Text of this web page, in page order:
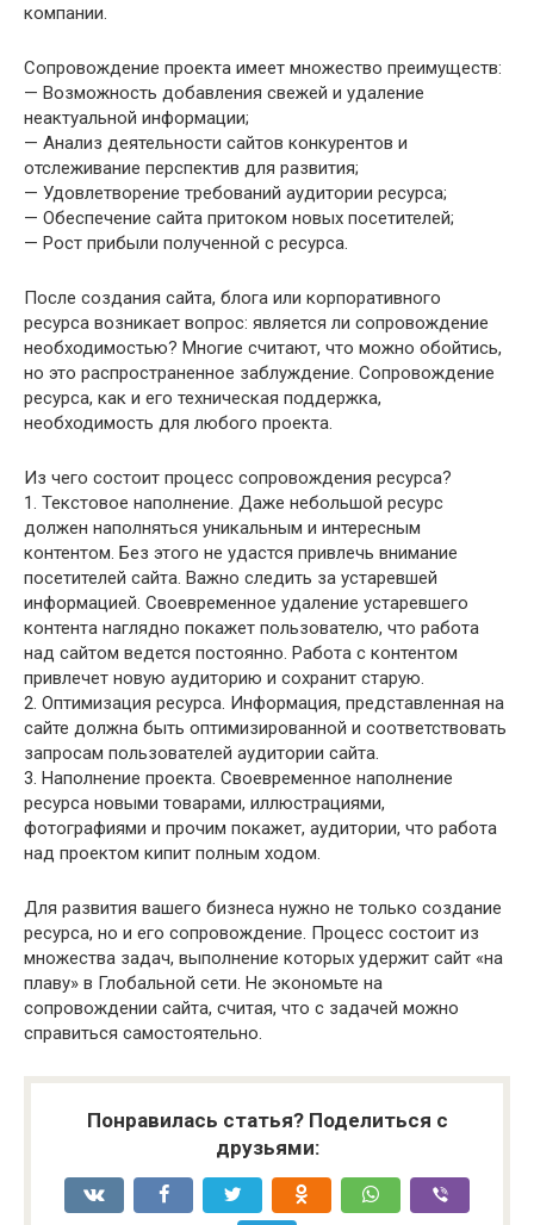
компании.
Сопровождение проекта имеет множество преимуществ:
— Возможность добавления свежей и удаление
неактуальной информации;
— Анализ деятельности сайтов конкурентов и
отслеживание перспектив для развития;
— Удовлетворение требований аудитории ресурса;
— Обеспечение сайта притоком новых посетителей;
— Рост прибыли полученной с ресурса.
После создания сайта, блога или корпоративного
ресурса возникает вопрос: является ли сопровождение
необходимостью? Многие считают, что можно обойтись,
но это распространенное заблуждение. Сопровождение
ресурса, как и его техническая поддержка,
необходимость для любого проекта.
Из чего состоит процесс сопровождения ресурса?
1. Текстовое наполнение. Даже небольшой ресурс
должен наполняться уникальным и интересным
контентом. Без этого не удастся привлечь внимание
посетителей сайта. Важно следить за устаревшей
информацией. Своевременное удаление устаревшего
контента наглядно покажет пользователю, что работа
над сайтом ведется постоянно. Работа с контентом
привлечет новую аудиторию и сохранит старую.
2. Оптимизация ресурса. Информация, представленная на
сайте должна быть оптимизированной и соответствовать
запросам пользователей аудитории сайта.
3. Наполнение проекта. Своевременное наполнение
ресурса новыми товарами, иллюстрациями,
фотографиями и прочим покажет, аудитории, что работа
над проектом кипит полным ходом.
Для развития вашего бизнеса нужно не только создание
ресурса, но и его сопровождение. Процесс состоит из
множества задач, выполнение которых удержит сайт «на
плаву» в Глобальной сети. Не экономьте на
сопровождении сайта, считая, что с задачей можно
справиться самостоятельно.
Понравилась статья? Поделиться с
друзьями: